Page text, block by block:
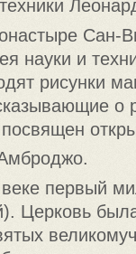
Сан-
науки и
рисунки
о
первый
Церковь